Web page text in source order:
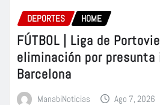
DEPORTES HOME
FÚTBOL | Liga de
eliminación por presunta
Barcelona
ManabiNoticias Ago 7, 2026